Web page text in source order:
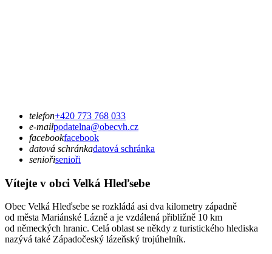
telefon+420 773 768 033
e-mailpodatelna@obecvh.cz
facebookfacebook
datová schránkadatová schránka
seniořisenioři
Vítejte v obci Velká Hleďsebe
Obec Velká Hleďsebe se rozkládá asi dva kilometry západně
od města Mariánské Lázně a je vzdálená přibližně 10 km
od německých hranic. Celá oblast se někdy z turistického hlediska
nazývá také Západočeský lázeňský trojúhelník.